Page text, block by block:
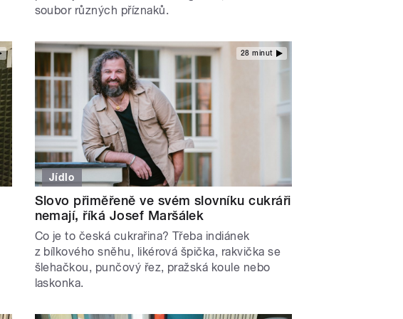
soubor různých příznaků.
28 minut
Jídlo
Slovo přiměřeně ve svém slovníku cukráři
nemají, říká Josef Maršálek
Co je to česká cukrařina? Třeba indiánek
z bílkového sněhu, likérová špička, rakvička se
šlehačkou, punčový řez, pražská koule nebo
laskonka.